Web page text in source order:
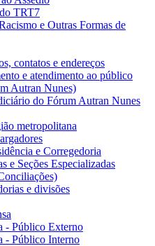
TRT7
e Outras Formas de
contatos e endereços
e atendimento ao público
Autran Nunes)
do Fórum Autran Nunes
metropolitana
e Corregedoria
e Seções Especializadas
e divisões
- Público Externo
- Público Interno